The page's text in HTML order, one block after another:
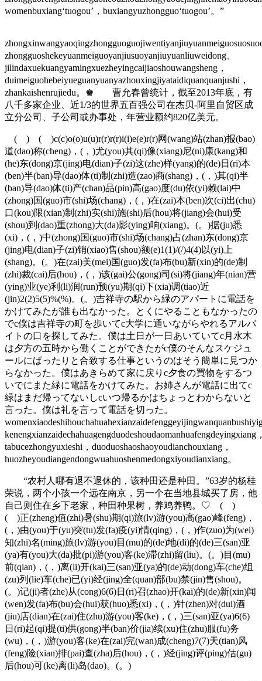
womenbuxiang‘tuogou’，buxiangyuzhongguo‘tuogou’。”
zhongguoshekeyuanmeiguoyanjiusuoyanjiuyuanliuweidong、
jilindaxuekuangyamingxuezheyingcaijiaoshouwangsheng，
duimeiguohebeiyueguanyuanyazhouxingjiyataidiquanquanjushi，
zhankaishenrujiedu。♚ 曹允春曾统计，截至2013年底，有
八千多家企业、近1/3的世界五百强公司在杰贝-阿里自贸区成
立分公司、子公司或办事处，年营业额约820亿美元。
( ) ( )c(c)o(o)u(u)r(r)r(r)i(i)e(e)r(r)网(wang)站(zhan)报(bao)
道(dao)称(cheng)，(，)尤(you)其(qi)像(xiang)尼(ni)康(kang)和
(he)东(dong)京(jing)电(dian)子(zi)这(zhe)样(yang)的(de)日(ri)本
(ben)半(ban)导(dao)体(ti)制(zhi)造(zao)商(shang)，(，)其(qi)半
(ban)导(dao)体(ti)产(chan)品(pin)高(gao)度(du)依(yi)赖(lai)中
(zhong)国(guo)市(shi)场(chang)，(，)在(zai)本(ben)次(ci)出(chu)
口(kou)限(xian)制(zhi)实(shi)施(shi)后(hou)将(jiang)会(hui)受
(shou)到(dao)重(zhong)大(da)影(ying)响(xiang)。(。)据(ju)悉
(xi)，(，)中(zhong)国(guo)市(shi)场(chang)占(zhan)东(dong)京
(jing)电(dian)子(zi)销(xiao)售(shou)额(e)1(1)/(/)4(4)以(yi)上
(shang)。(。)在(zai)美(mei)国(guo)发(fa)布(bu)新(xin)的(de)制
(zhi)裁(cai)后(hou)，(，)该(gai)公(gong)司(si)将(jiang)年(nian)营
(ying)业(ye)利(li)润(run)预(yu)期(qi)下(xia)调(tiao)近
(jin)2(2)5(5)%(%)。(。)吉祥寺の駅から緑のアパートに電話を
かけてみたが誰も出なかった。とくにやることもなかったの
でc僕は吉祥寺の町を歩いてc大学に通いながらやれるアルバ
イトの口を探してみた。僕は土日が一日あいていてc月水木
は夕方の五時から働くことができたがc僕のそんなスケジュ
ールにぱったりと合致する仕事というのはそう簡単に見つか
らなかった。僕はあきらめて家に戻りc夕食の買物をするつ
いでにまた緑に電話をかけてみた。お姉さんが電話に出てc
緑はまだ帰ってないしcいつ帰るかはちょっとわからないと
言った。僕は礼を言って電話を切った。
kenengxianzaidechahuagengduodeshoudaomanhuafengdeyingxiang
tabucezhongyuxieshi，duoduoshaoshaoyoudianchouxiang，
huozheyoudiangendongwuahuoshenmedongxiyoudianxiang。
“农村人哪有退不退休的，该种田还是种田。”63岁的杨桂
荣说，两个小孩一个远在南京，另一个在当地县城买了房，他
自己则住在乡下老家，种田种果树，养鸡养鸭。♡ ( )
( )正(zheng)值(zhi)暑(shu)期(qi)旅(lv)游(you)高(gao)峰(feng)，
(，)由(you)于(yu)突(tu)发(fa)疫(yi)情(qing)，(，)作(zuo)为(wei)
知(zhi)名(ming)旅(lv)游(you)目(mu)的(de)地(di)的(de)三(san)亚
(ya)有(you)大(da)批(pi)游(you)客(ke)滞(zhi)留(liu)。(。)目(mu)
前(qian)，(，)离(li)开(kai)三(san)亚(ya)的(de)动(dong)车(che)组
(zu)列(lie)车(che)已(yi)经(jing)全(quan)部(bu)禁(jin)售(shou)。
(。)记(ji)者(zhe)从(cong)6(6)日(ri)召(zhao)开(kai)的(de)新(xin)闻
(wen)发(fa)布(bu)会(hui)获(huo)悉(xi)，(，)针(zhen)对(dui)酒
(jiu)店(dian)在(zai)住(zhu)游(you)客(ke)，(，)三(san)亚(ya)6(6)
日(ri)起(qi)提(ti)供(gong)半(ban)价(jia)续(xu)住(zhu)服(fu)务
(wu)，(，)游(you)客(ke)在(zai)完(wan)成(cheng)7(7)天(tian)风
(feng)险(xian)排(pai)查(zha)后(hou)，(，)经(jing)评(ping)估(gu)
后(hou)可(ke)离(li)岛(dao)。(。)